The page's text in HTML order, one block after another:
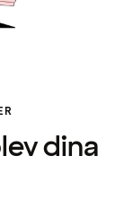
dina